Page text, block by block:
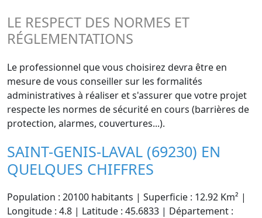
LE RESPECT DES NORMES ET
RÉGLEMENTATIONS
Le professionnel que vous choisirez devra être en
mesure de vous conseiller sur les formalités
administratives à réaliser et s'assurer que votre projet
respecte les normes de sécurité en cours (barrières de
protection, alarmes, couvertures...).
SAINT-GENIS-LAVAL (69230) EN
QUELQUES CHIFFRES
Population : 20100 habitants | Superficie : 12.92 Km² |
Longitude : 4.8 | Latitude : 45.6833 | Département :